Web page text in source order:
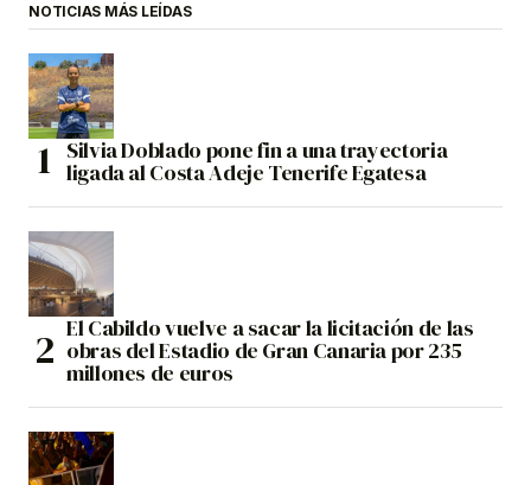
NOTICIAS MÁS LEÍDAS
Silvia Doblado pone fin a una trayectoria
ligada al Costa Adeje Tenerife Egatesa
El Cabildo vuelve a sacar la licitación de las
obras del Estadio de Gran Canaria por 235
millones de euros